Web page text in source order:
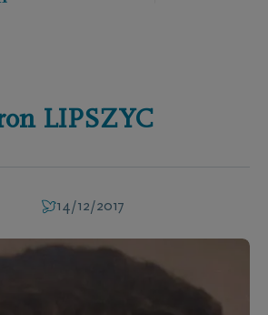
LIPSZYC
14/12/2017